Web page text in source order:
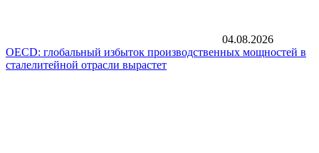
04.08.2026
OECD: глобальный избыток производственных мощностей в
сталелитейной отрасли вырастет